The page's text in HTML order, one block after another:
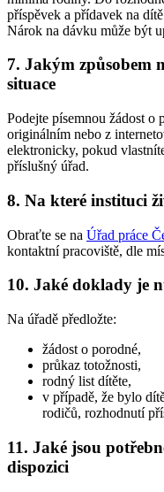
příspěvek a přídavek na
Nárok na dávku může být
7. Jakým způsobem
situace
Podejte písemnou žádost o
originálním nebo z
elektronicky, pokud
příslušný úřad.
8. Na které instituci
Obraťte se na Úřad práce
kontaktní pracoviště, dle
10. Jaké doklady je
Na úřadě předložte:
žádost o porodné,
průkaz totožnosti,
rodný list dítěte,
v případě, že bylo
rodičů, rozhodnutí
11. Jaké jsou
dispozici